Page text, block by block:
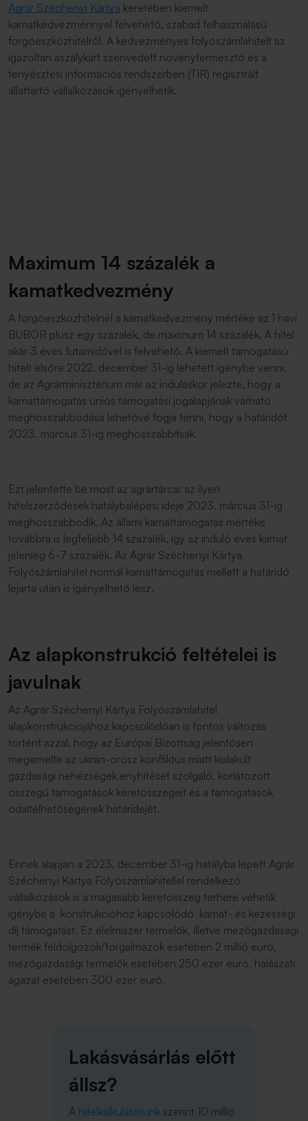
Agrár Széchenyi Kártya keretében kiemelt
kamatkedvezménnyel felvehető, szabad felhasználású
forgóeszközhitelről. A kedvezményes folyószámlahitelt az
igazoltan aszálykárt szenvedett növénytermesztő és a
tenyésztési információs rendszerben (TIR) regisztrált
állattartó vállalkozások igényelhetik.
Maximum 14 százalék a
kamatkedvezmény
A forgóeszközhitelnél a kamatkedvezmény mértéke az 1 havi
BUBOR plusz egy százalék, de maximum 14 százalék. A hitel
akár 3 éves futamidővel is felvehető. A kiemelt támogatású
hitelt elsőre 2022. december 31-ig lehetett igénybe venni,
de az Agrárminisztérium már az induláskor jelezte, hogy a
kamattámogatás uniós támogatási jogalapjának várható
meghosszabbodása lehetővé fogja tenni, hogy a határidőt
2023. március 31-ig meghosszabbítsák.
Ezt jelentette be most az agrártárca: az ilyen
hitelszerződések hatálybalépési ideje 2023. március 31-ig
meghosszabbodik. Az állami kamattámogatás mértéke
továbbra is legfeljebb 14 százalék, így az induló éves kamat
jelenleg 6-7 százalék. Az Agrár Széchenyi Kártya
Folyószámlahitel normál kamattámogatás mellett a határidő
lejárta után is igényelhető lesz.
Az alapkonstrukció feltételei is
javulnak
Az Agrár Széchenyi Kártya Folyószámlahitel
alapkonstrukciójához kapcsolódóan is fontos változás
történt azzal, hogy az Európai Bizottság jelentősen
megemelte az ukrán-orosz konfliktus miatt kialakult
gazdasági nehézségek enyhítését szolgáló, korlátozott
összegű támogatások keretösszegeit és a támogatások
odaítélhetőségének határidejét.
Ennek alapján a 2023. december 31-ig hatályba lépett Agrár
Széchenyi Kártya Folyószámlahitellel rendelkező
vállalkozások is a magasabb keretösszeg terhére vehetik
igénybe a konstrukcióhoz kapcsolódó kamat- és kezességi
díj támogatást. Ez élelmiszer termelők, illetve mezőgazdasági
termék feldolgozók/forgalmazók esetében 2 millió euró,
mezőgazdasági termelők esetében 250 ezer euró. halászati
ágazat esetében 300 ezer euró.
Lakásvásárlás előtt
állsz?
A hitelkalkulátorunk szerint 10 millió